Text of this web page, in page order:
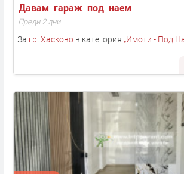
Давам  гараж  под  наем
Преди 2 дни
За гр. Хасковов категория „Имоти - Под